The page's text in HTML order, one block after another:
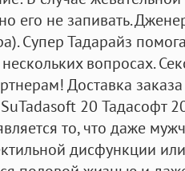
его не запивать.
Супер Тадарайз
вопросах.
Доставка
20 Тадасофт
то, что даже
дисфункции